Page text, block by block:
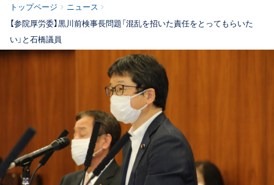
トップページ
ニュース
【参院厚労委】黒川前検事長問題「混乱を招いた責任をとってもらいた
い」と石橋議員